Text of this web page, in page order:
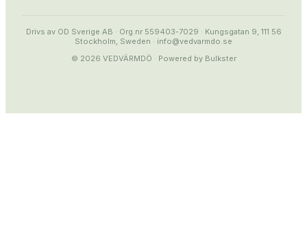
Drivs av OD Sverige AB · Org.nr 559403-7029 · Kungsgatan 9, 111 56
Stockholm, Sweden · info@vedvarmdo.se
© 2026 VEDVÄRMDÖ · Powered by Bulkster